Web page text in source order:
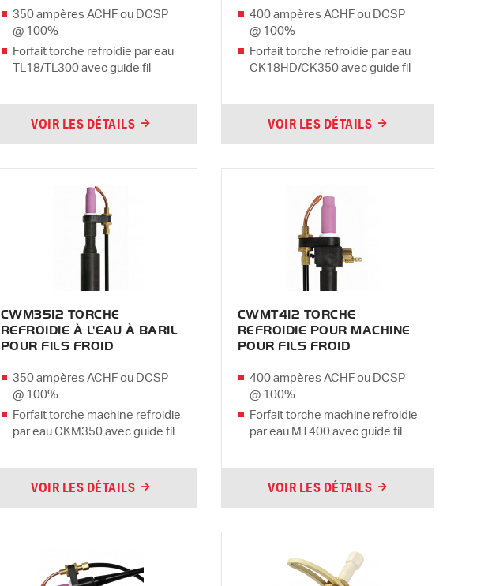
350 ampères ACHF ou DCSP
@ 100%
Forfait torche refroidie par eau
TL18/TL300 avec guide fil
VOIR LES DÉTAILS
400 ampères ACHF ou DCSP
@ 100%
Forfait torche refroidie par eau
CK18HD/CK350 avec guide fil
VOIR LES DÉTAILS
CWM3512 TORCHE
REFROIDIE À L'EAU À BARIL
POUR FILS FROID
350 ampères ACHF ou DCSP
@ 100%
Forfait torche machine refroidie
par eau CKM350 avec guide fil
VOIR LES DÉTAILS
CWMT412 TORCHE
REFROIDIE POUR MACHINE
POUR FILS FROID
400 ampères ACHF ou DCSP
@ 100%
Forfait torche machine refroidie
par eau MT400 avec guide fil
VOIR LES DÉTAILS